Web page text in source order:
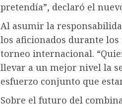
pretendía”, declaró el
Al asumir la
los aficionados durante
torneo internacional.
llevar a un mejor nivel la
esfuerzo conjunto que
Sobre el futuro del